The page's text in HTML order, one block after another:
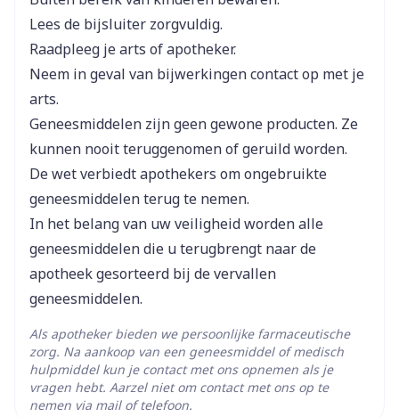
Diepte
Hoeveelheid
Verpakking
5
Actieve
Ingrediënten
insuline lispro, insuline lispro
protamine
Behoud Koelkast (2°C - 8°C)
Lees de bijsluiter zorgvuldig.
Raadpleeg je arts of apotheker.
Neem in geval van bijwerkingen contact op met je
arts.
Geneesmiddelen zijn geen gewone producten. Ze
kunnen nooit teruggenomen of geruild worden.
De wet verbiedt apothekers om ongebruikte
geneesmiddelen terug te nemen.
In het belang van uw veiligheid worden alle
geneesmiddelen die u terugbrengt naar de
apotheek gesorteerd bij de vervallen
geneesmiddelen.
Als apotheker bieden we persoonlijke farmaceutische
zorg. Na aankoop van een geneesmiddel of medisch
hulpmiddel kun je contact met ons opnemen als je
vragen hebt. Aarzel niet om contact met ons op te
nemen via mail of telefoon.